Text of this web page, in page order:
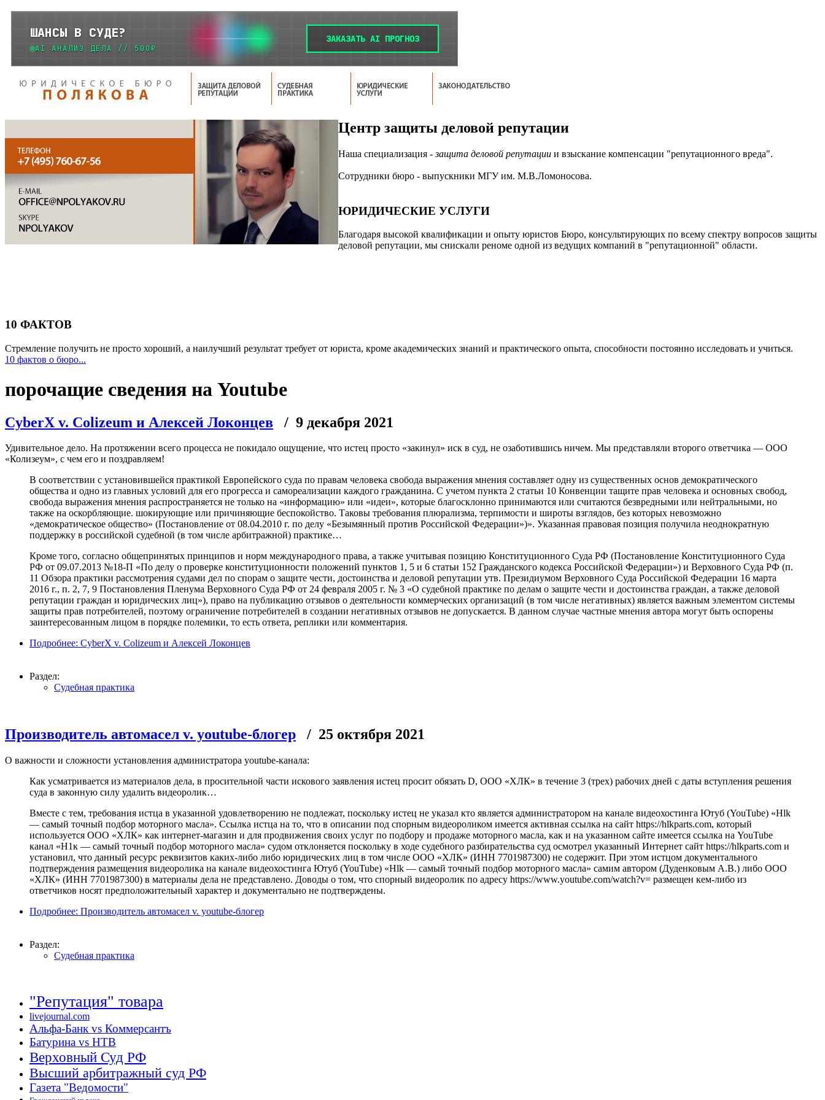
Центр защиты деловой репутации
Наша специализация -защита деловой репутации и взыскание компенсации "репутационного вреда".
Сотрудники бюро - выпускники МГУ им. М.В.Ломоносова.
ЮРИДИЧЕСКИЕ УСЛУГИ
Благодаря высокой квалификации и опыту юристов Бюро, консультирующих по всему спектру вопросов защиты
деловой репутации, мы снискали реноме одной из ведущих компаний в "репутационной" области.
10 ФАКТОВ
Стремление получить не просто хороший, а наилучший результат требует от юриста, кроме академических знаний и практического опыта, способности постоянно исследовать и учиться.
10 фактов о бюро...
порочащие сведения на Youtube
CyberX v. Colizeum и Алексей Локонцев / 9 декабря 2021
Удивительное дело. На протяжении всего процесса не покидало ощущение, что истец просто «закинул» иск в суд, не озаботившись ничем. Мы представляли второго ответчика — ООО
«Колизеум», с чем его и поздравляем!
В соответствии с установившейся практикой Европейского суда по правам человека свобода выражения мнения составляет одну из существенных основ демократического
общества и одно из главных условий для его прогресса и самореализации каждого гражданина. С учетом пункта 2 статьи 10 Конвенции тащите прав человека и основных свобод,
свобода выражения мнения распространяется не только на «информацию» или «идеи», которые благосклонно принимаются или считаются безвредными или нейтральными, но
также на оскорбляющие. шокирующие или причиняющие беспокойство. Таковы требования плюрализма, терпимости и широты взглядов, без которых невозможно
«демократическое общество» (Постановление от 08.04.2010 г. по делу «Безымянный против Российской Федерации»)». Указанная правовая позиция получила неоднократную
поддержку в российской судебной (в том числе арбитражной) практике…
Кроме того, согласно общепринятых принципов и норм международного права, а также учитывая позицию Конституционного Суда РФ (Постановление Конституционного Суда
РФ от 09.07.2013 №18-П «По делу о проверке конституционности положений пунктов 1, 5 и 6 статьи 152 Гражданского кодекса Российской Федерации») и Верховного Суда РФ (п.
11 Обзора практики рассмотрения судами дел по спорам о защите чести, достоинства и деловой репутации утв. Президиумом Верховного Суда Российской Федерации 16 марта
2016 г., п. 2, 7, 9 Постановления Пленума Верховного Суда РФ от 24 февраля 2005 г. № 3 «О судебной практике по делам о защите чести и достоинства граждан, а также деловой
репутации граждан и юридических лиц»), право на публикацию отзывов о деятельности коммерческих организаций (в том числе негативных) является важным элементом системы
защиты прав потребителей, поэтому ограничение потребителей в создании негативных отзывов не допускается. В данном случае частные мнения автора могут быть оспорены
заинтересованным лицом в порядке полемики, то есть ответа, реплики или комментария.
Подробнее: CyberX v. Colizeum и Алексей Локонцев
Раздел:
Судебная практика
Производитель автомасел v. youtube-блогер / 25 октября 2021
О важности и сложности установления администратора youtube-канала:
Как усматривается из материалов дела, в просительной части искового заявления истец просит обязать D, ООО «ХЛК» в течение 3 (трех) рабочих дней с даты вступления решения
суда в законную силу удалить видеоролик…
Вместе с тем, требования истца в указанной удовлетворению не подлежат, поскольку истец не указал кто является администратором на канале видеохостинга Ютуб (YouTube) «Hlk
— самый точный подбор моторного масла». Ссылка истца на то, что в описании под спорным видеороликом имеется активная ссылка на сайт https://hlkparts.com, который
используется ООО «ХЛК» как интернет-магазин и для продвижения своих услуг по подбору и продаже моторного масла, как и на указанном сайте имеется ссылка на YouTube
канал «Н1к — самый точный подбор моторного масла» судом отклоняется поскольку в ходе судебного разбирательства суд осмотрел указанный Интернет сайт https://hlkparts.com и
установил, что данный ресурс реквизитов каких-либо либо юридических лиц в том числе ООО «ХЛК» (ИНН 7701987300) не содержит. При этом истцом документального
подтверждения размещения видеоролика на канале видеохостинга Ютуб (YouTube) «Hlk — самый точный подбор моторного масла» самим автором (Дуденковым А.В.) либо ООО
«ХЛК» (ИНН 7701987300) в материалы дела не представлено. Доводы о том, что спорный видеоролик по адресу https://www.youtube.com/watch?v= размещен кем-либо из
ответчиков носят предположительный характер и документально не подтверждены.
Подробнее: Производитель автомасел v. youtube-блогер
Раздел:
Судебная практика
"Репутация" товара
livejournal.com
Альфа-Банк vs Коммерсантъ
Батурина vs НТВ
Верховный Суд РФ
Высший арбитражный суд РФ
Газета "Ведомости"